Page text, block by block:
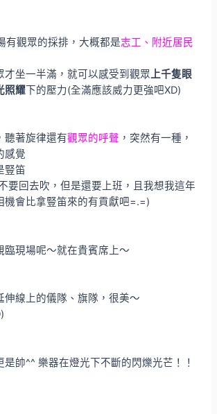
有觀眾的採排，大概都是志工、附近居民
才坐一半滿，就可以感受到觀眾上千隻眼
照耀下的壓力(全滿應該威力更強吧XD)
聽著旋律還有觀眾的呼聲 ，突然有一種，
感覺
豎笛
要回去吹，但是還要上班，且我想我這年
機會比拿豎笛來的有貢獻吧=.=)
臨現場呢～就在貴賓席上～
伸線上的儀隊、旗隊，很美～
是帥^^ 樂器在燈光下不斷的閃爍光芒！！